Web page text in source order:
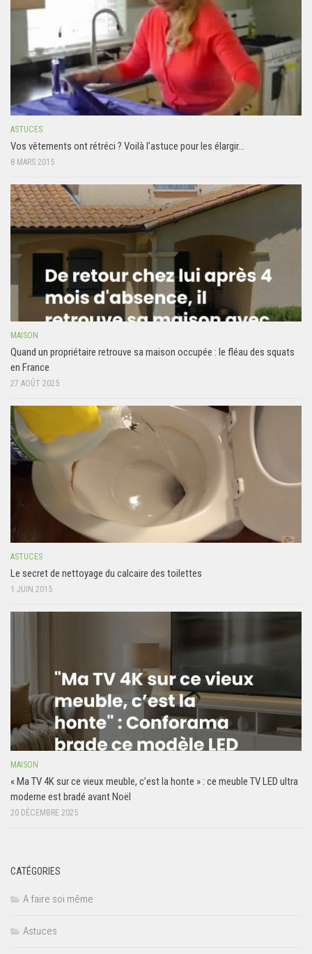
ASTUCES
Vos vêtements ont rétréci ? Voilà l’astuce pour les élargir…
8 MARS 2015
MAISON
Quand un propriétaire retrouve sa maison occupée : le fléau des squats
en France
27 AOÛT 2025
ASTUCES
Le secret de nettoyage du calcaire des toilettes
1 JUIN 2015
MAISON
« Ma TV 4K sur ce vieux meuble, c’est la honte » : ce meuble TV LED ultra
moderne est bradé avant Noël
20 DÉCEMBRE 2025
CATÉGORIES
A faire soi même
Astuces